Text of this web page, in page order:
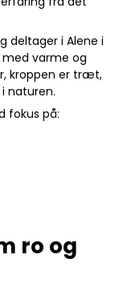
deltager iAlene i
varme og
kroppen er træt,
naturen.
fokus på:
ro og